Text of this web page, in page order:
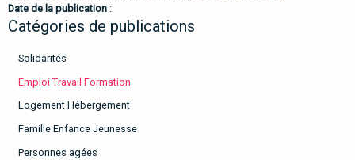
Date de la publication :
Catégories de publications
Solidarités
Emploi Travail Formation
Logement Hébergement
Famille Enfance Jeunesse
Personnes agées